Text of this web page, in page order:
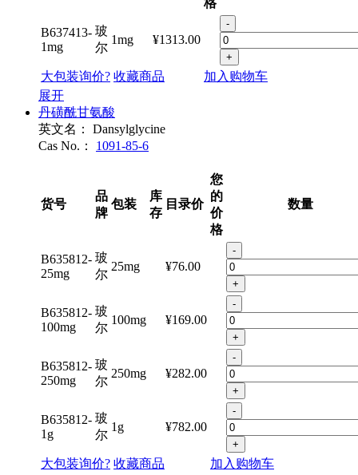
格
B637413-
1mg
玻
尔
1mg ¥1313.00
-
+
大包装询价? 收藏商品
加入购物车
展开
丹磺酰甘氨酸
英文名：
Dansylglycine
Cas No.：
1091-85-6
货号
品
牌
包装
库
存
目录价
您
的
价
格
数量
B635812-
25mg
玻
尔
25mg ¥76.00
-
+
B635812-
100mg
玻
尔
100mg ¥169.00
-
+
B635812-
250mg
玻
尔
250mg ¥282.00
-
+
B635812-
1g
玻
尔
1g ¥782.00
-
+
大包装询价? 收藏商品
加入购物车